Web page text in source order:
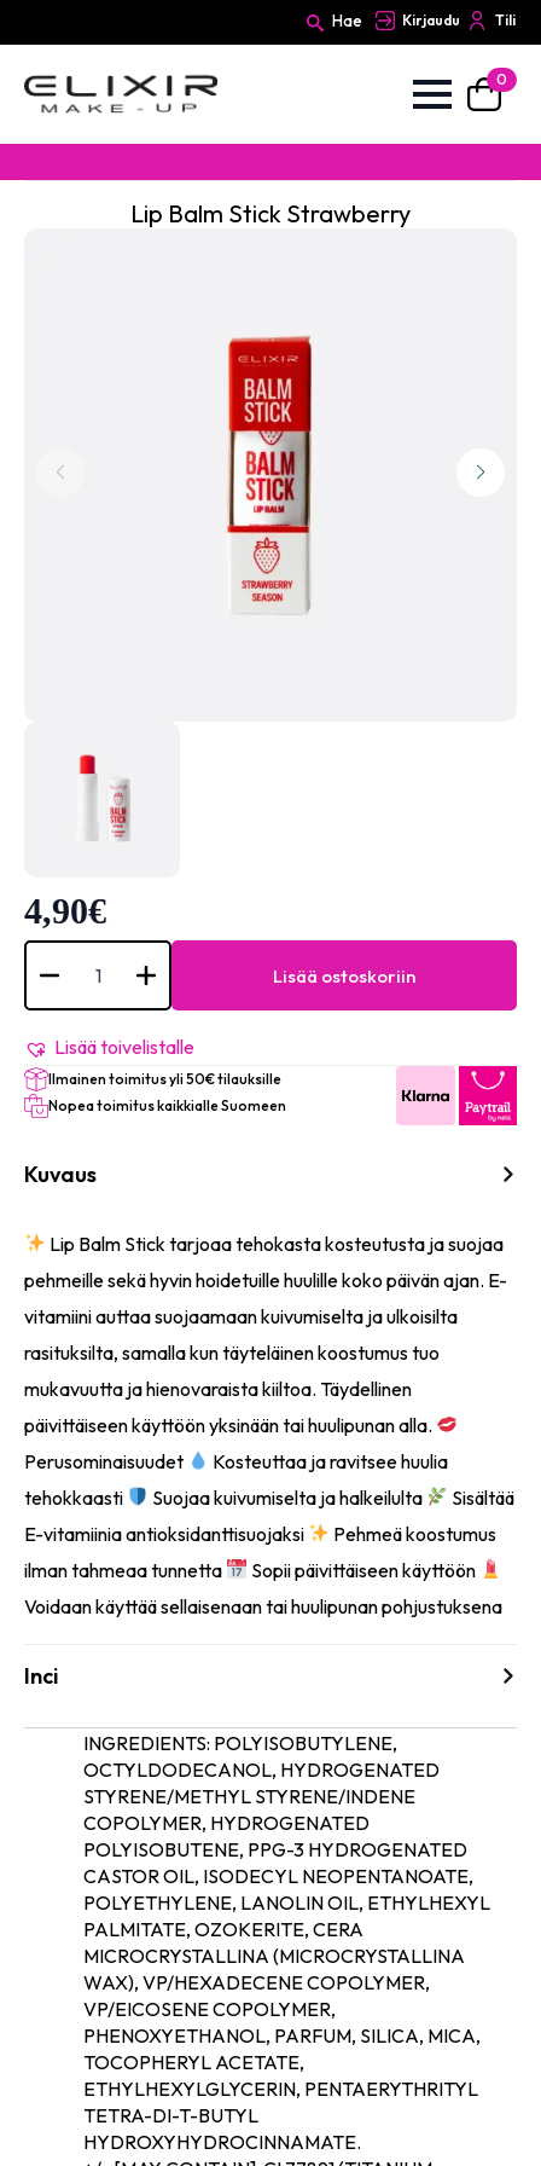
Hae Kirjaudu Tili
0
Lip Balm Stick Strawberry
4,90€
Lip
Balm
Strawberry
Lisää ostoskoriin
Lisää toivelistalle
Ilmainen toimitus yli 50€ tilauksille
Nopea toimitus kaikkialle Suomeen
Kuvaus
Lip Balm Stick tarjoaa tehokasta kosteutusta ja suojaa
pehmeille sekä hyvin hoidetuille huulille koko päivän ajan. E-
vitamiini auttaa suojaamaan kuivumiselta ja ulkoisilta
rasituksilta, samalla kun täyteläinen koostumus tuo
mukavuutta ja hienovaraista kiiltoa. Täydellinen
päivittäiseen käyttöön yksinään tai huulipunan alla.
Perusominaisuudet
Kosteuttaa ja ravitsee huulia
tehokkaasti
Suojaa kuivumiselta ja halkeilulta
Sisältää
E-vitamiinia antioksidanttisuojaksi
Pehmeä koostumus
ilman tahmeaa tunnetta
Sopii päivittäiseen käyttöön
Voidaan käyttää sellaisenaan tai huulipunan pohjustuksena
Inci
INGREDIENTS: POLYISOBUTYLENE,
OCTYLDODECANOL, HYDROGENATED
STYRENE/METHYL STYRENE/INDENE
COPOLYMER, HYDROGENATED
POLYISOBUTENE, PPG-3 HYDROGENATED
CASTOR OIL, ISODECYL NEOPENTANOATE,
POLYETHYLENE, LANOLIN OIL, ETHYLHEXYL
PALMITATE, OZOKERITE, CERA
MICROCRYSTALLINA (MICROCRYSTALLINA
WAX), VP/HEXADECENE COPOLYMER,
VP/EICOSENE COPOLYMER,
PHENOXYETHANOL, PARFUM, SILICA, MICA,
TOCOPHERYL ACETATE,
ETHYLHEXYLGLYCERIN, PENTAERYTHRITYL
TETRA-DI-T-BUTYL
HYDROXYHYDROCINNAMATE.